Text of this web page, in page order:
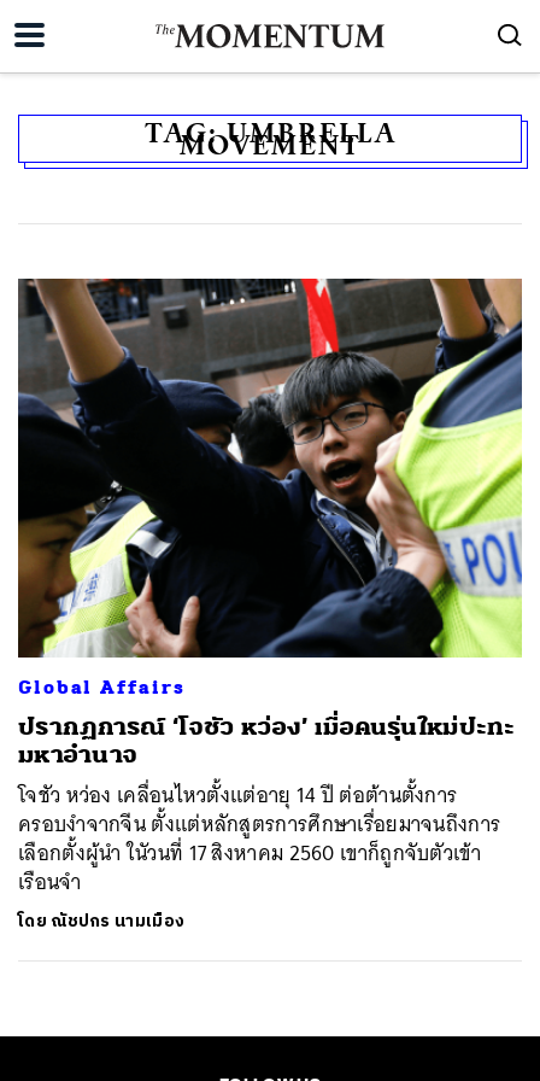
TAG:UMBRELLA
MOVEMENT
Global Affairs
​ปรากฏการณ์ ‘โจชัว หว่อง’ เมื่อคนรุ่นใหม่ปะทะ
มหาอำนาจ
โจชัว หว่อง เคลื่อนไหวตั้งแต่อายุ 14 ปี ต่อต้านตั้งการ
ครอบงำจากจีน ตั้งแต่หลักสูตรการศึกษาเรื่อยมาจนถึงการ
เลือกตั้งผู้นำ ในัวนที่ 17 สิงหาคม 2560 เขาก็ถูกจับตัวเข้า
เรือนจำ
โดย ณัชปกร นามเมือง
ค้นหา
SHARE TWEET LINE EMAIL